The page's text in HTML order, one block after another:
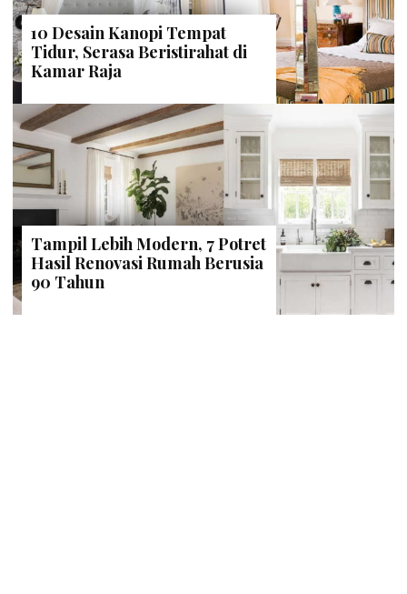
10 Desain Kanopi Tempat
Tidur, Serasa Beristirahat di
Kamar Raja
Tampil Lebih Modern, 7 Potret
Hasil Renovasi Rumah Berusia
90 Tahun